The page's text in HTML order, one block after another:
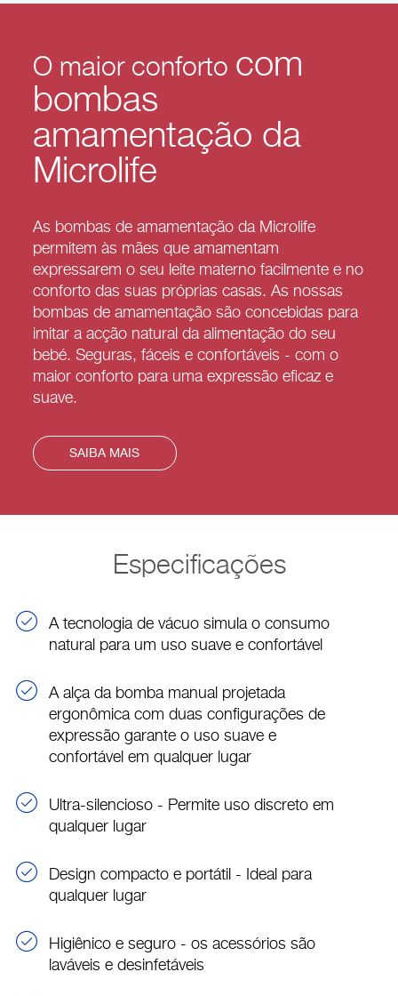
O maior conforto com
bombas
amamentação da
Microlife
As bombas de amamentação da Microlife
permitem às mães que amamentam
expressarem o seu leite materno facilmente e no
conforto das suas próprias casas. As nossas
bombas de amamentação são concebidas para
imitar a acção natural da alimentação do seu
bebé. Seguras, fáceis e confortáveis - com o
maior conforto para uma expressão eficaz e
suave.
SAIBA MAIS
Especificações
A tecnologia de vácuo simula o consumo
natural para um uso suave e confortável
A alça da bomba manual projetada
ergonômica com duas configurações de
expressão garante o uso suave e
confortável em qualquer lugar
Ultra-silencioso - Permite uso discreto em
qualquer lugar
Design compacto e portátil - Ideal para
qualquer lugar
Higiênico e seguro - os acessórios são
laváveis ​​e desinfetáveis